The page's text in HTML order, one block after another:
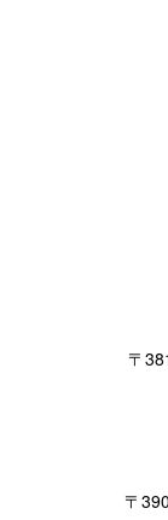
〒
〒